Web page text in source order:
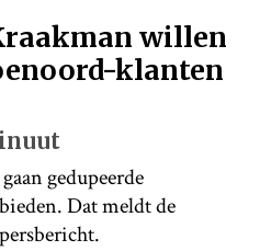
willen
klanten
gedupeerde
Dat meldt de